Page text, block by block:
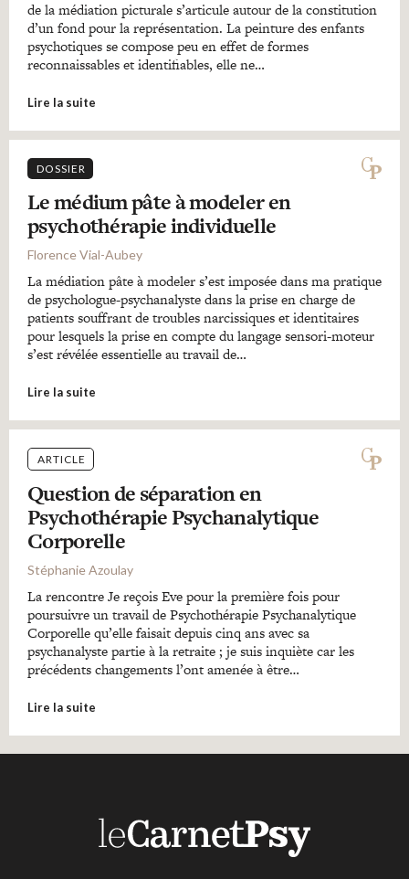
de la médiation picturale s’articule autour de la constitution
d’un fond pour la représentation. La peinture des enfants
psychotiques se compose peu en effet de formes
reconnaissables et identifiables, elle ne…
Lire la suite
DOSSIER
Le médium pâte à modeler en
psychothérapie individuelle
Florence Vial-Aubey
La médiation pâte à modeler s’est imposée dans ma pratique
de psychologue-psychanalyste dans la prise en charge de
patients souffrant de troubles narcissiques et identitaires
pour lesquels la prise en compte du langage sensori-moteur
s’est révélée essentielle au travail de…
Lire la suite
ARTICLE
Question de séparation en
Psychothérapie Psychanalytique
Corporelle
Stéphanie Azoulay
La rencontre Je reçois Eve pour la première fois pour
poursuivre un travail de Psychothérapie Psychanalytique
Corporelle qu’elle faisait depuis cinq ans avec sa
psychanalyste partie à la retraite ; je suis inquiète car les
précédents changements l’ont amenée à être…
Lire la suite